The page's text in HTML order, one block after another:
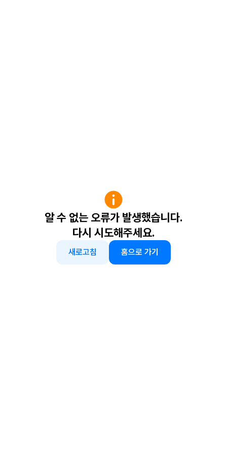
알 수 없는 오류가 발생했습니다.
다시 시도해주세요.
새로고침 홈으로 가기